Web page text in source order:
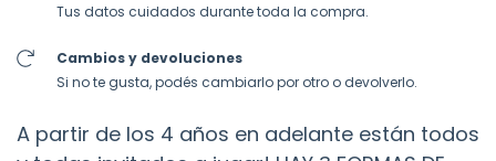
Tus datos cuidados durante toda la compra.
Cambios y devoluciones
Si no te gusta, podés cambiarlo por otro o devolverlo.
A partir de los 4 años en adelante están todos